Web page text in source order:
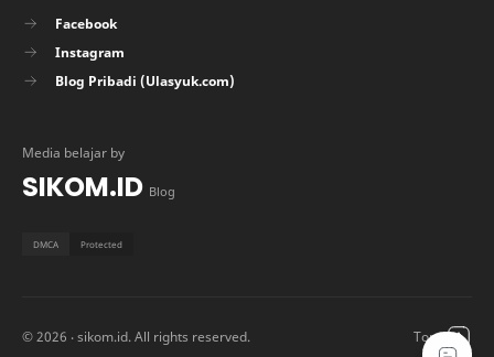
Media belajar by
SIKOM.ID Blog
Facebook
Instagram
Blog Pribadi (Ulasyuk.com)
©2026 ‧ sikom.id. All rights reserved.